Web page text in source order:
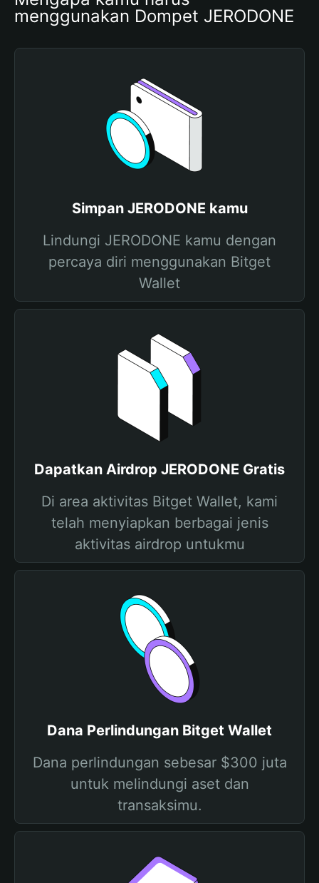
menggunakan Dompet JERODONE
Simpan JERODONE kamu
Lindungi JERODONE kamu dengan
percaya diri menggunakan Bitget
Wallet
Dapatkan Airdrop JERODONE Gratis
Di area aktivitas Bitget Wallet, kami
telah menyiapkan berbagai jenis
aktivitas airdrop untukmu
Dana Perlindungan Bitget Wallet
Dana perlindungan sebesar $300 juta
untuk melindungi aset dan
transaksimu.